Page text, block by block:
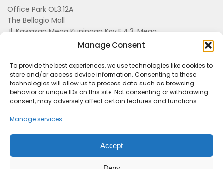
Manage Consent
To provide the best experiences, we use technologies like cookies to
store and/or access device information. Consenting to these
technologies will allow us to process data such as browsing
behavior or unique IDs on this site. Not consenting or withdrawing
consent, may adversely affect certain features and functions.
Manage services
Accept
Office Park OL3.12A
The Bellagio Mall
Jl. Kawasan Mega Kuningan Kav.E.4.3, Mega
Kuningan, Kel. Kuningan Timur,
Kec.Setiabudi, Jakarta Selatan 15810
Kerjasama dan Event